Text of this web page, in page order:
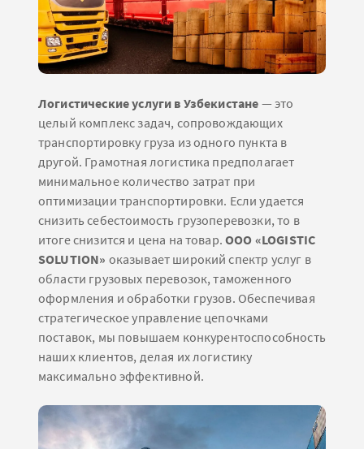
Логистические услуги в Узбекистане — это
целый комплекс задач, сопровождающих
транспортировку груза из одного пункта в
другой. Грамотная логистика предполагает
минимальное количество затрат при
оптимизации транспортировки. Если удается
снизить себестоимость грузоперевозки, то в
итоге снизится и цена на товар.ООО «LOGISTIC
SOLUTION» оказывает широкий спектр услуг в
области грузовых перевозок, таможенного
оформления и обработки грузов. Обеспечивая
стратегическое управление цепочками
поставок, мы повышаем конкурентоспособность
наших клиентов, делая их логистику
максимально эффективной.